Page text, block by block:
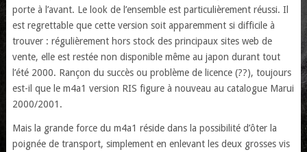
porte à l’avant. Le look de l’ensemble est particulièrement réussi. Il
est regrettable que cette version soit apparemment si difficile à
trouver : régulièrement hors stock des principaux sites web de
vente, elle est restée non disponible même au japon durant tout
l’été 2000. Rançon du succès ou problème de licence (??), toujours
est-il que le m4a1 version RIS figure à nouveau au catalogue Marui
2000/2001.
Mais la grande force du m4a1 réside dans la possibilité d’ôter la
poignée de transport, simplement en enlevant les deux grosses vis